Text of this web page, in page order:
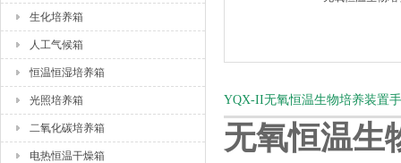
生化培养箱
人工气候箱
恒温恒湿培养箱
光照培养箱
二氧化碳培养箱
电热恒温干燥箱
YQX-II无氧恒温生物培养装置
无氧恒温生